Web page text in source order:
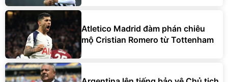
Atletico Madrid đàm phán chiêu
mộ Cristian Romero từ Tottenham